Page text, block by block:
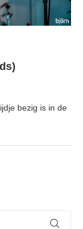
bezig is in de